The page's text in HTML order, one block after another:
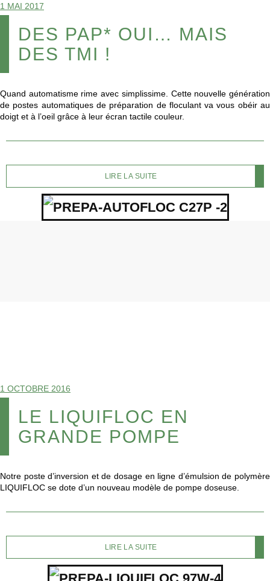
1 MAI 2017
DES PAP* OUI… MAIS
DES TMI !
Quand automatisme rime avec simplissime. Cette nouvelle génération
de postes automatiques de préparation de floculant va vous obéir au
doigt et à l’oeil grâce à leur écran tactile couleur.
LIRE LA SUITE
1 OCTOBRE 2016
LE LIQUIFLOC EN
GRANDE POMPE
Notre poste d’inversion et de dosage en ligne d’émulsion de polymère
LIQUIFLOC se dote d’un nouveau modèle de pompe doseuse.
LIRE LA SUITE